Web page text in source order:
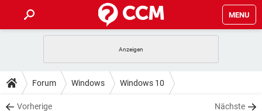
MENU
ANDROID IOS
WINDOWS 10
TIPPS & TRICKS
SPIELE STREAMING
DOWNLOADS
Forum Windows Windows 10
Vorherige Nächste